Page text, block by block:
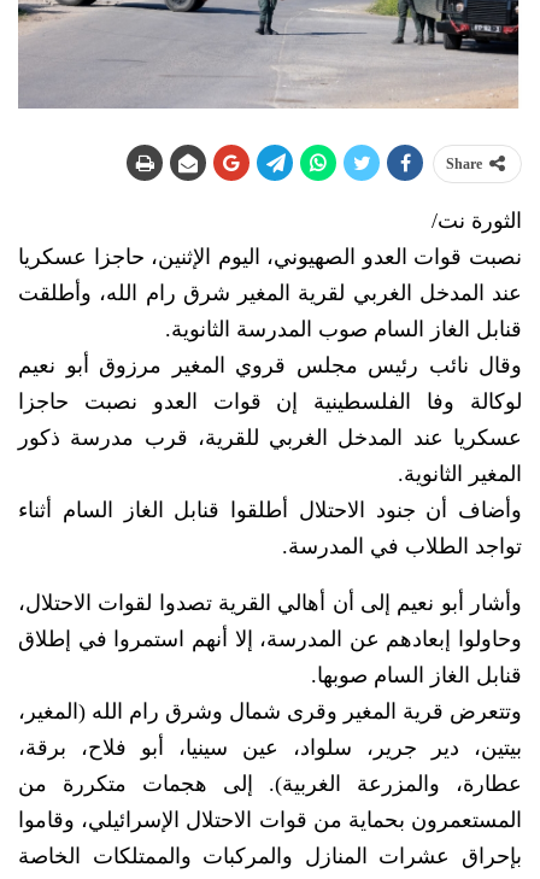
Share
الثورة نت/
نصبت قوات العدو الصهيوني، اليوم الإثنين، حاجزا عسكريا
عند المدخل الغربي لقرية المغير شرق رام الله، وأطلقت
قنابل الغاز السام صوب المدرسة الثانوية.
وقال نائب رئيس مجلس قروي المغير مرزوق أبو نعيم
لوكالة وفا الفلسطينية إن قوات العدو نصبت حاجزا
عسكريا عند المدخل الغربي للقرية، قرب مدرسة ذكور
المغير الثانوية.
وأضاف أن جنود الاحتلال أطلقوا قنابل الغاز السام أثناء
تواجد الطلاب في المدرسة.
وأشار أبو نعيم إلى أن أهالي القرية تصدوا لقوات الاحتلال،
وحاولوا إبعادهم عن المدرسة، إلا أنهم استمروا في إطلاق
قنابل الغاز السام صوبها.
وتتعرض قرية المغير وقرى شمال وشرق رام الله (المغير،
بيتين، دير جرير، سلواد، عين سينيا، أبو فلاح، برقة،
عطارة، والمزرعة الغربية). إلى هجمات متكررة من
المستعمرون بحماية من قوات الاحتلال الإسرائيلي، وقاموا
بإحراق عشرات المنازل والمركبات والممتلكات الخاصة